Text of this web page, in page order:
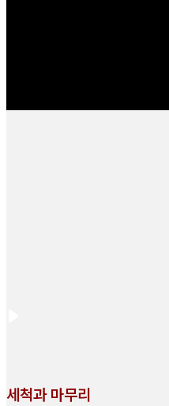
세척과 마무리